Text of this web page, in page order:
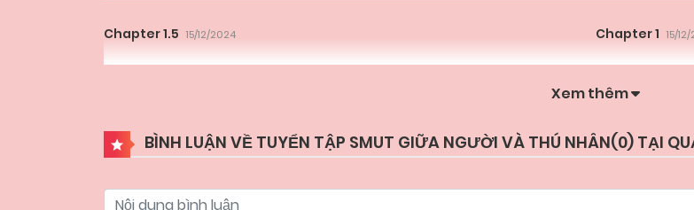
Chapter 1.5 15/12/2024 Chapter 1 15/
Xem thêm
BÌNH LUẬN VỀ TUYỂN TẬP SMUT GIỮA NGƯỜI VÀ THÚ NHÂN(0) TẠI